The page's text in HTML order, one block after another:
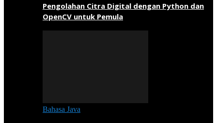
Pengolahan Citra Digital dengan Python dan
OpenCV untuk Pemula
Bahasa Java